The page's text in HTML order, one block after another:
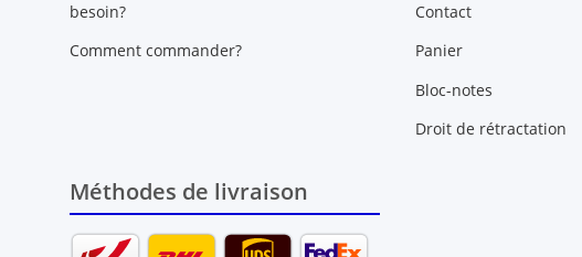
besoin?
Comment commander?
Contact
Panier
Bloc-notes
Droit de rétractation
Méthodes de livraison